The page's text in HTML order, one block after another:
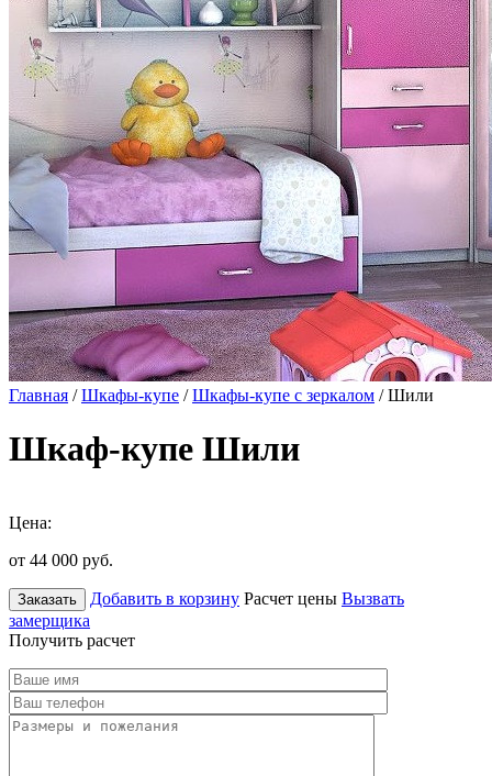
Главная /Шкафы-купе /Шкафы-купе с зеркалом / Шили
Шкаф-купе Шили
Цена:
от 44 000 руб.
Заказать Добавить в корзину Расчет цены Вызвать
замерщика
Получить расчет